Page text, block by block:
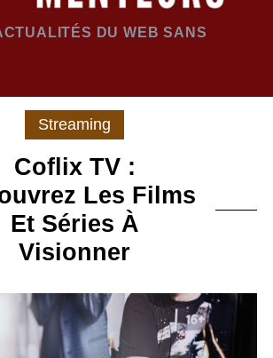
DU WEB SANS
Streaming
Coflix TV :
Les Films
Et Séries À
Visionner